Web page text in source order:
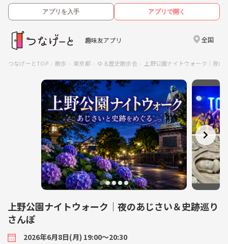
アプリを入手 アプリで開く
趣味友アプリ 全国
つなげーとTOP 散歩 東京都 ゆる歴史散歩会 上野公園ナイトウォーク｜夜
上野公園ナイトウォーク｜夜のあじさい＆史跡巡り
さんぽ
2026年6月8日(月) 19:00〜20:30